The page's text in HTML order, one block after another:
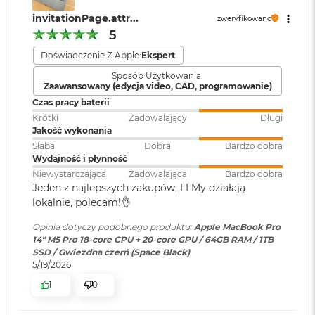
ś
c
i
d
y
s
k
u
M
a
B
o
o
A
i
r
2
5
Atmos sprawią, że zawsze będzie Cię doskonale słychać i
widać w perfekcyjnie skomponowanym kadrze.
POŁĄCZ WSZYSTKO– Wyposażony w trzy porty
Thunderbolt 5 i port MagSafe 3 do ładowania, gniazdo na
kartę SDXC, port HDMI, gniazdo słuchawkowe i
zaprojektowany przez Apple czip do łączności
bezprzewodowej N1 obsługujący interfejsy Wi-Fi 7
Bluetooth 6. Do modelu z czipem M5 Pro podłączysz aż trzy
wyświetlacze zewnętrzne, a do modelu z czipem M5 Max –
nawet cztery.
Karta sieciowa
bezprzewodowa
WLAN:
Kamera
internetowa
obsługą funkcji Widok blatu
Bateria: Litowo-polimerowa
Pojemność baterii : 72,4 Wh
Szybkie ładowanie:
Możliwość szybkiego ładowania
invitationPage.attr... zweryfikowano
5
Doświadczenie Z Apple:Ekspert
Sposób Użytkowania:
Zaawansowany (edycja video, CAD, programowanie)
Czas pracy baterii
Krótki
Zadowalający
Długi
Jakość wykonania
Słaba
Dobra
Bardzo dobra
Wydajność i płynność
Niewystarczająca
Zadowalająca Bardzo dobra
Jeden z najlepszych zakupów, LLMy działają
lokalnie, polecam!👌
Opinia dotyczy podobnego produktu: Apple MacBook Pro
14" M5 Pro 18-core CPU + 20-core GPU / 64GB RAM / 1TB
SSD / Gwiezdna czerń (Space Black)
5/19/2026
1
0